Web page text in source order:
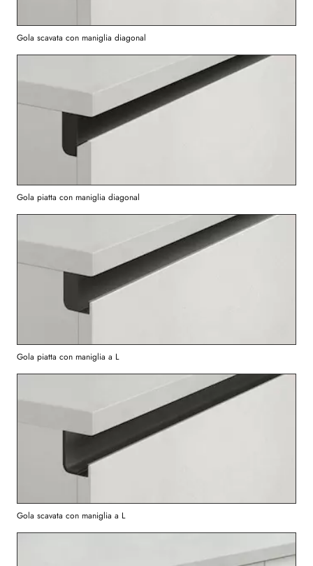
Gola scavata con maniglia diagonal
Gola piatta con maniglia diagonal
Gola piatta con maniglia a L
Gola scavata con maniglia a L